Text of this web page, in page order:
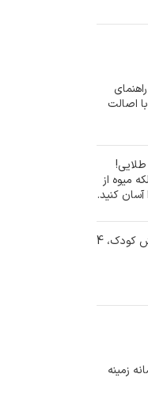
اصالت
طلایی!
میوه از
کنید.
نکات ایمنی در انتخاب فرش کودک، 4
افرند 700 شانه زمینه